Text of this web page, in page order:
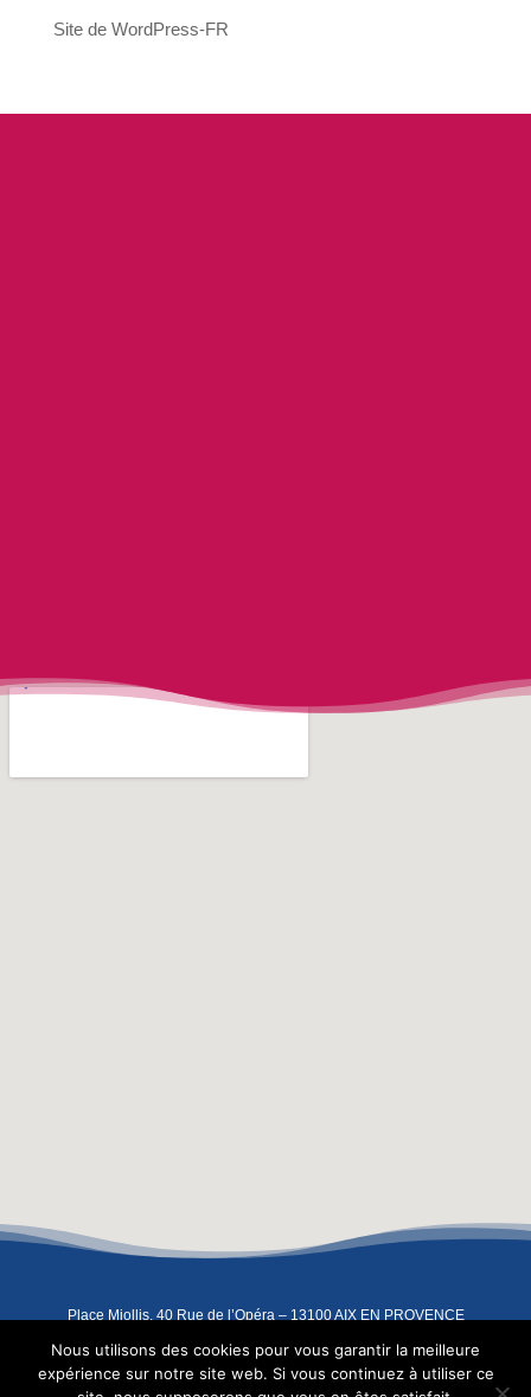
Site de WordPress-FR
Place Miollis, 40 Rue de l’Opéra – 13100 AIX EN PROVENCE
Copyright 2022 – L’Atelier Indigo –Mentions légales
Nous utilisons des cookies pour vous garantir la meilleure
expérience sur notre site web. Si vous continuez à utiliser ce